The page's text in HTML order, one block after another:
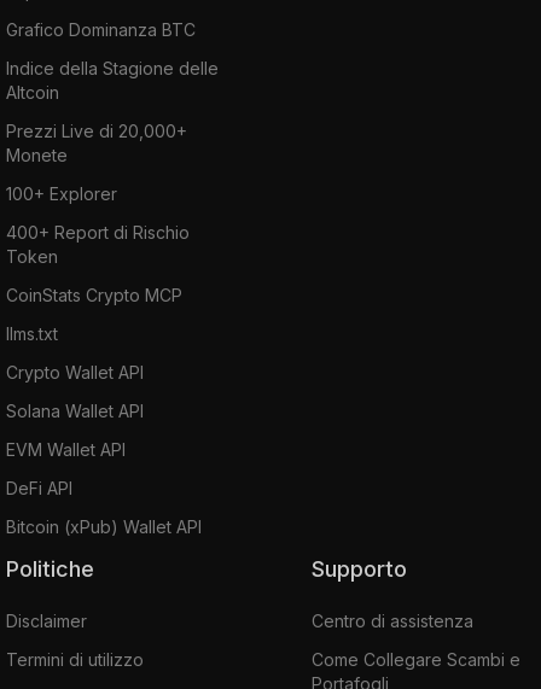
Grafico Dominanza BTC
Indice della Stagione delle
Altcoin
Prezzi Live di 20,000+
Monete
100+ Explorer
400+ Report di Rischio
Token
CoinStats Crypto MCP
llms.txt
Crypto Wallet API
Solana Wallet API
EVM Wallet API
DeFi API
Bitcoin (xPub) Wallet API
Politiche
Disclaimer
Termini di utilizzo
Supporto
Centro di assistenza
Come Collegare Scambi e
Portafogli